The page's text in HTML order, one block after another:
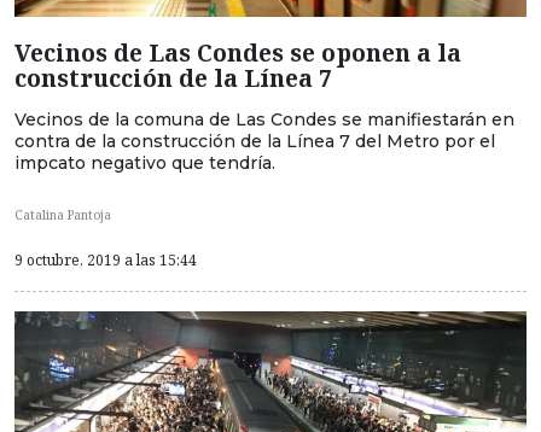
Vecinos de Las Condes se oponen a la
construcción de la Línea 7
Vecinos de la comuna de Las Condes se manifiestarán en
contra de la construcción de la Línea 7 del Metro por el
impcato negativo que tendría.
Catalina Pantoja
9 octubre, 2019 a las 15:44